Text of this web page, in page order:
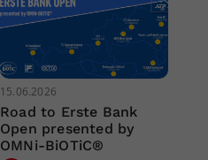
15.06.2026
Road to Erste Bank
Open presented by
OMNi-BiOTiC®